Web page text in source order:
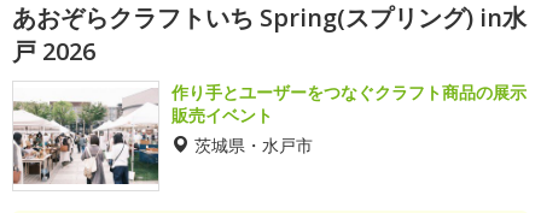
あおぞらクラフトいち Spring(スプリング) in水
戸 2026
作り手とユーザーをつなぐクラフト商品の展示
販売イベント
茨城県・水戸市